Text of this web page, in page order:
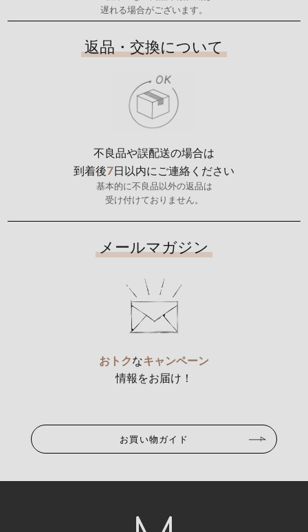
遅れる場合がございます。
返品・交換について
不良品や誤配送の場合は
到着後7日以内にご連絡ください
基本的に不良品以外の返品は
受け付けておりません。
メールマガジン
おトクなキャンペーン
情報をお届け！
お買い物ガイド